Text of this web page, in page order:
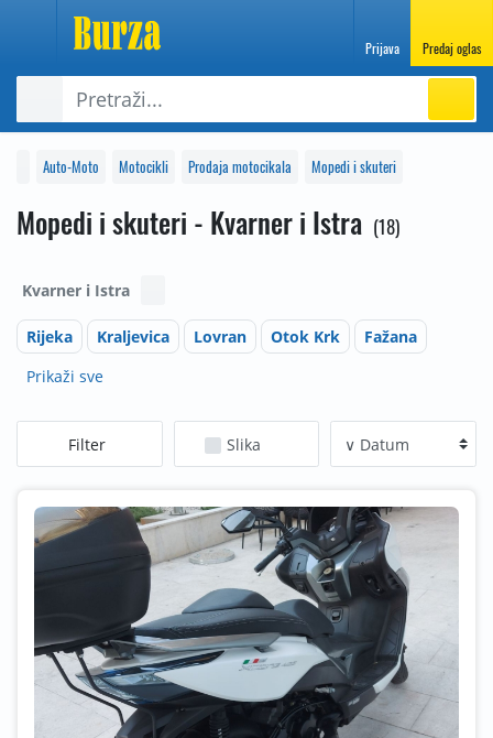
Prijava Predaj oglas
Auto-Moto Motocikli Prodaja motocikala Mopedi i skuteri
Mopedi i skuteri - Kvarner i Istra 18
Kvarner i Istra
Rijeka Kraljevica Lovran Otok Krk
Fažana
Prikaži sve
Filter Slika